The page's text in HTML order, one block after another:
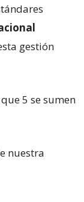
gestión
5 se sumen
nuestra